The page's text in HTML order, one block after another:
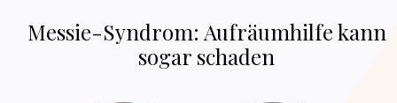
Messie-Syndrom: Aufräumhilfe kann
sogar schaden